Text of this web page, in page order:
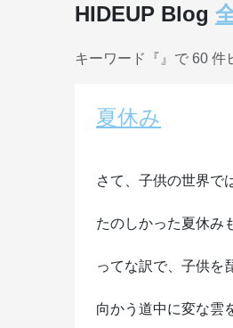
HIDEUP Blog
キーワード『 』で 60 件
夏休み
さて、子供の世界で
たのしかった夏休み
ってな訳で、子供を
向かう道中に変な雲